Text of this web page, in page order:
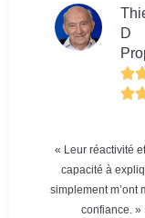
D
« Leur réactivité
capacité à
simplement m’ont
confiance. »